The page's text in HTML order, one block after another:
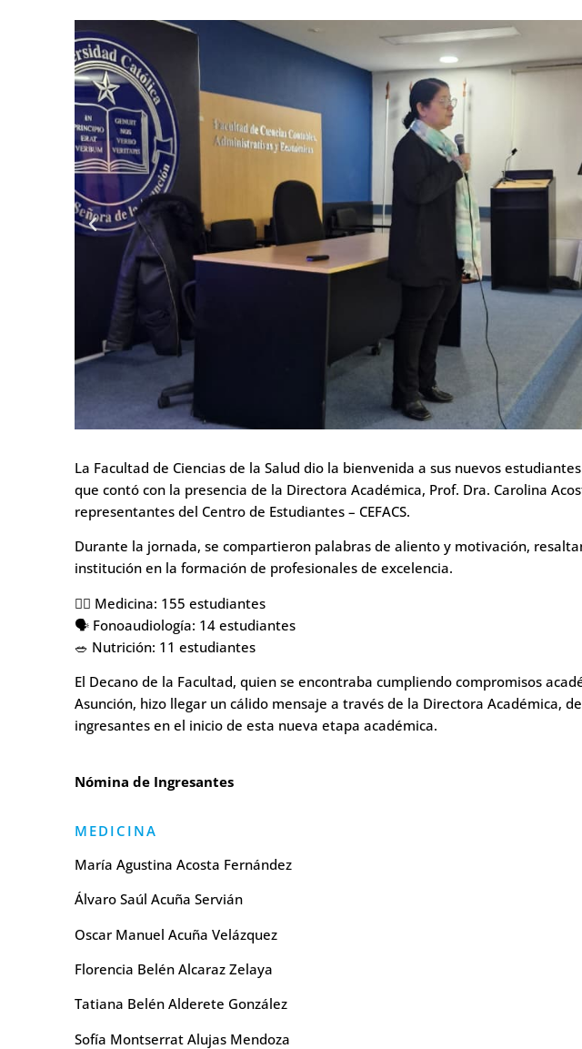
La Facultad de Ciencias de la Salud dio la bienvenida a sus nuevos
que contó con la presencia de la Directora Académica, Prof. Dra. Carolina
representantes del Centro de Estudiantes – CEFACS.
Durante la jornada, se compartieron palabras de aliento y motivación,
institución en la formación de profesionales de excelencia.
👩‍⚕️ Medicina: 155 estudiantes
🗣️ Fonoaudiología: 14 estudiantes
🥗 Nutrición: 11 estudiantes
El Decano de la Facultad, quien se encontraba cumpliendo compromisos
Asunción, hizo llegar un cálido mensaje a través de la Directora Académica,
ingresantes en el inicio de esta nueva etapa académica.
Nómina de Ingresantes
MEDICINA
María Agustina Acosta Fernández
Álvaro Saúl Acuña Servián
Oscar Manuel Acuña Velázquez
Florencia Belén Alcaraz Zelaya
Tatiana Belén Alderete González
Sofía Montserrat Alujas Mendoza